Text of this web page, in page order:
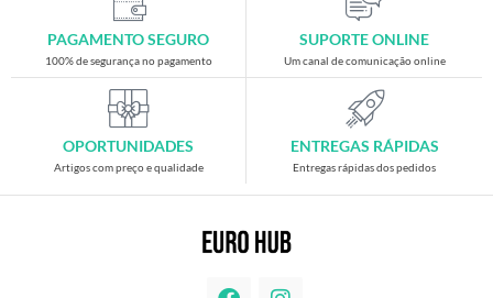
PAGAMENTO SEGURO
100% de segurança no pagamento
SUPORTE ONLINE
Um canal de comunicação online
OPORTUNIDADES
Artigos com preço e qualidade
ENTREGAS RÁPIDAS
Entregas rápidas dos pedidos